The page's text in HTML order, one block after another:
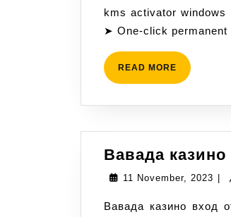
kms activator windows 11 ✓ Activate Windows 11 Pro and Office ★ Safe, virus-free tool
➤ One-click
READ MORE
Вавада казино
11 November, 2023
Вавада казино вход открой для увлекательных азартных игр Вавада казино вход